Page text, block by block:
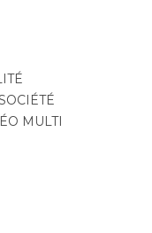
MULTI